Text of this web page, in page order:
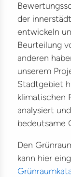
der
entwickeln
Beurteilung
anderen
unserem
Stadtgebiet
klimatischen
analysiert
bedeutsame
Den
kann hier